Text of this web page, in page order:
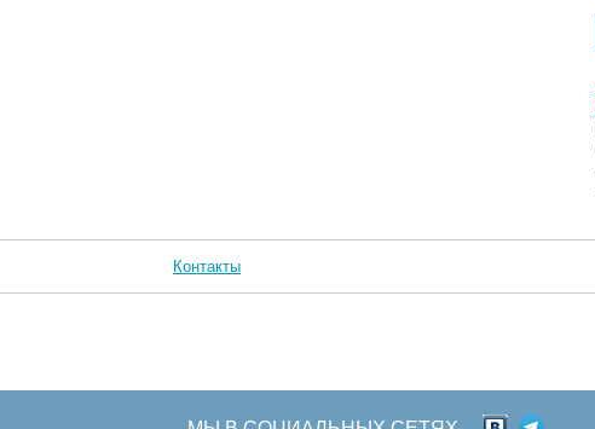
Контакты